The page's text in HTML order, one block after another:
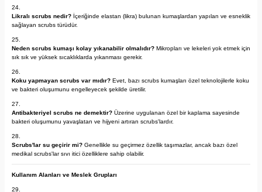
Likralı scrubs nedir? İçeriğinde elastan (likra) bulunan kumaşlardan yapılan ve esneklik
sağlayan scrubs türüdür.
Neden scrubs kumaşı kolay yıkanabilir olmalıdır? Mikropları ve lekeleri yok etmek için
sık sık ve yüksek sıcaklıklarda yıkanması gerekir.
Koku yapmayan scrubs var mıdır? Evet, bazı scrubs kumaşları özel teknolojilerle koku
ve bakteri oluşumunu engelleyecek şekilde üretilir.
Antibakteriyel scrubs ne demektir? Üzerine uygulanan özel bir kaplama sayesinde
bakteri oluşumunu yavaşlatan ve hijyeni artıran scrubs'lardır.
Scrubs'lar su geçirir mi? Genellikle su geçirmez özellik taşımazlar, ancak bazı özel
medikal scrubs'lar sıvı itici özelliklere sahip olabilir.
Kullanım Alanları ve Meslek Grupları